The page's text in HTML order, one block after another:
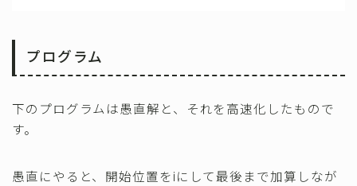
プログラム
下のプログラムは愚直解と、それを高速化したもので
す。
愚直にやると、開始位置をiにして最後まで加算しなが